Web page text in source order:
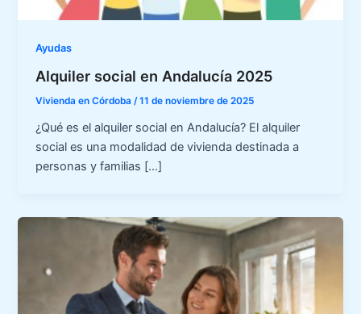
Ayudas
Alquiler social en Andalucía 2025
Vivienda en Córdoba/11 de noviembre de 2025
¿Qué es el alquiler social en Andalucía? El alquiler
social es una modalidad de vivienda destinada a
personas y familias […]